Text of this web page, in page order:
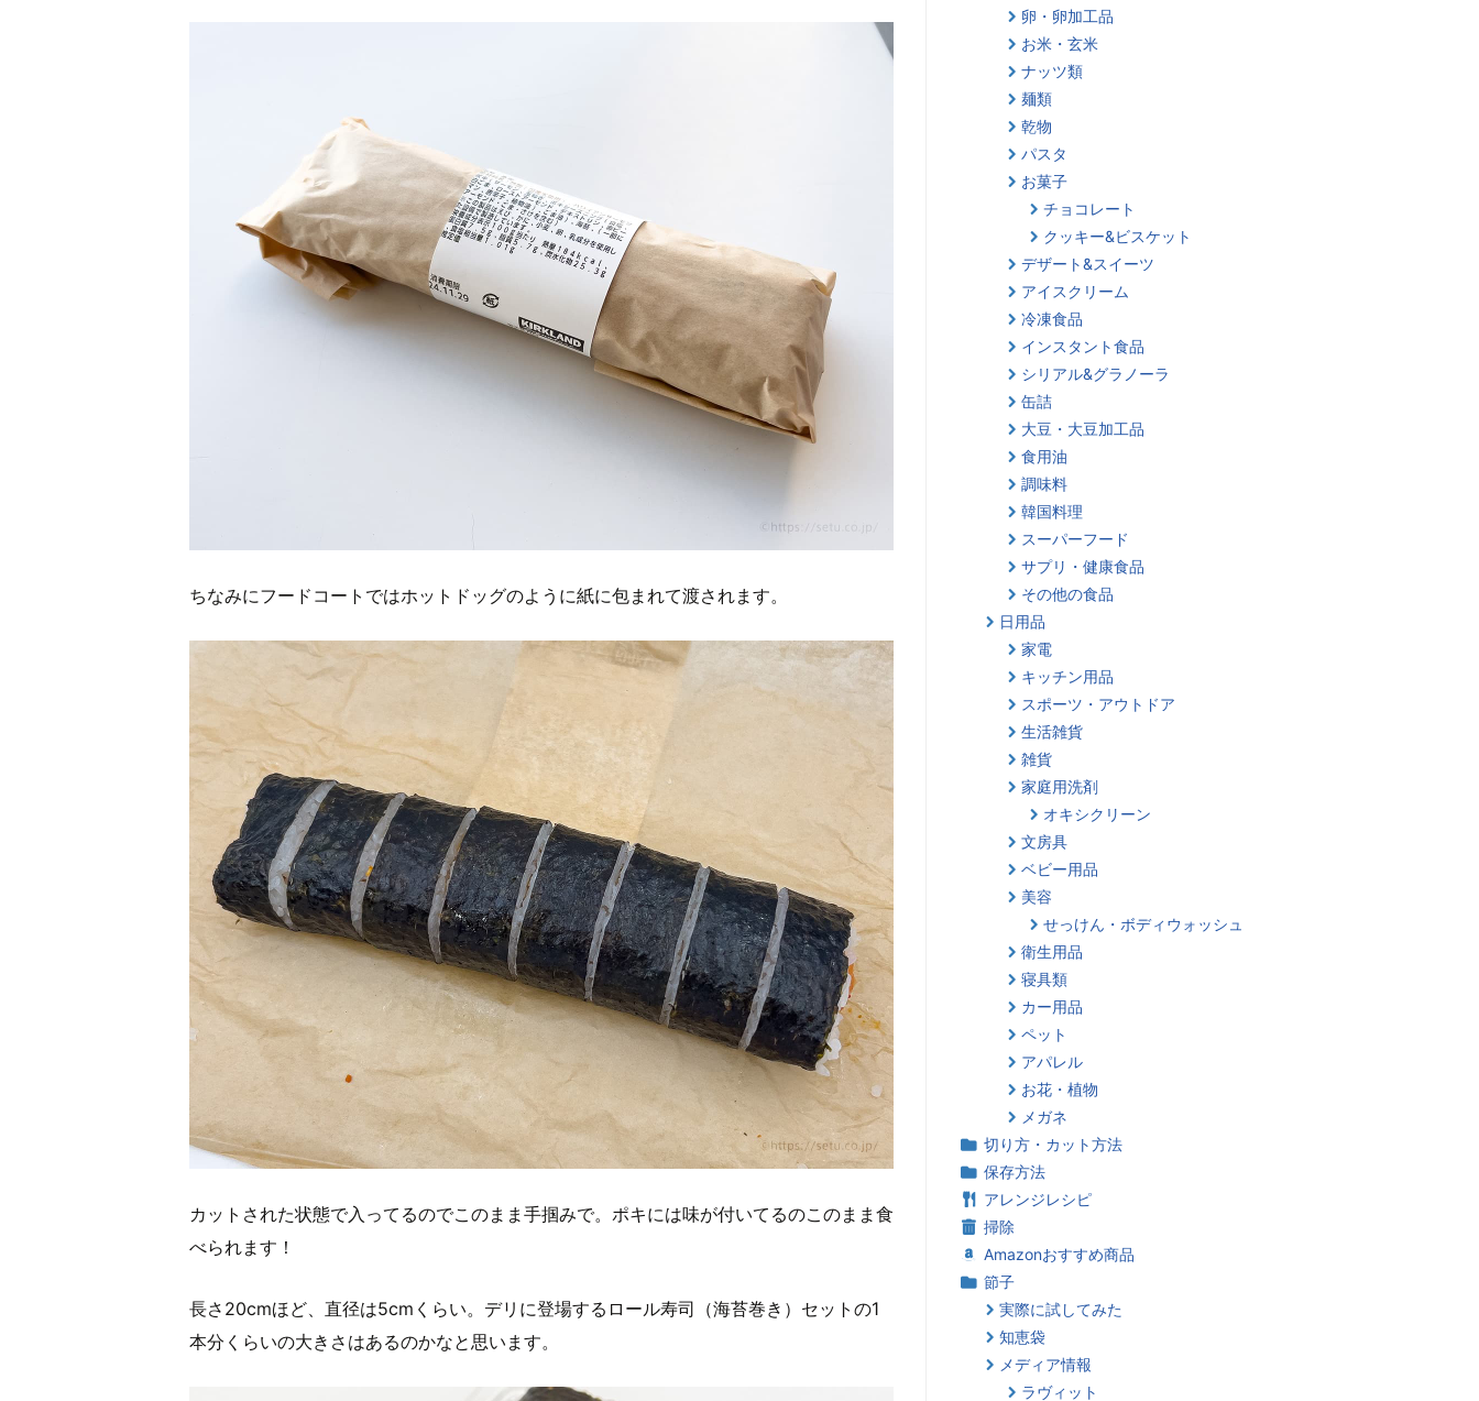
ちなみにフードコートではホットドッグのように紙に包まれて渡されます。
カットされた状態で入ってるのでこのまま手掴みで。ポキには味が付いてるのこのまま食
べられます！
長さ20cmほど、直径は5cmくらい。デリに登場するロール寿司（海苔巻き）セットの1
本分くらいの大きさはあるのかなと思います。
卵・卵加工品
お米・玄米
ナッツ類
麺類
乾物
パスタ
お菓子
チョコレート
クッキー&ビスケット
デザート&スイーツ
アイスクリーム
冷凍食品
インスタント食品
シリアル&グラノーラ
缶詰
大豆・大豆加工品
食用油
調味料
韓国料理
スーパーフード
サプリ・健康食品
その他の食品
日用品
家電
キッチン用品
スポーツ・アウトドア
生活雑貨
雑貨
家庭用洗剤
オキシクリーン
文房具
ベビー用品
美容
せっけん・ボディウォッシュ
衛生用品
寝具類
カー用品
ペット
アパレル
お花・植物
メガネ
切り方・カット方法
保存方法
アレンジレシピ
掃除
Amazonおすすめ商品
節子
実際に試してみた
知恵袋
メディア情報
ラヴィット